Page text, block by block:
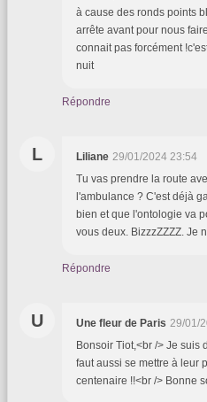
à cause des ronds points
arrête avant pour nous
connait pas forcément
nuit
Répondre
L Liliane 29/01/2024 23:54
Tu vas prendre la route
l'ambulance ? C'est déjà
bien et que l'ontologie va
vous deux. BizzzZZZZ. Je
Répondre
U Une fleur de Paris 29/01/
Bonsoir Tiot,<br /> Je suis
faut aussi se mettre à leur
centenaire !!<br /> Bonne